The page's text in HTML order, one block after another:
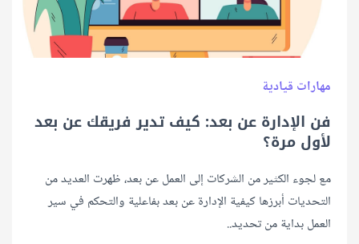
مهارات قيادية
فن الإدارة عن بعد: كيف تدير فريقك عن بعد
لأول مرة؟
مع لجوء الكثير من الشركات إلى العمل عن بعد، ظهرت العديد من
التحديات أبرزها كيفية الإدارة عن بعد بفاعلية والتحكم في سير
العمل بداية من تحديد..